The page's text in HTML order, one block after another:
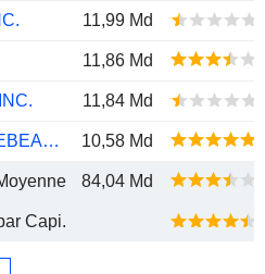
11,99 Md
11,86 Md
11,84 Md
INSTACART (MAPLEBEAR) 10,58 Md
84,04 Md
Capi.